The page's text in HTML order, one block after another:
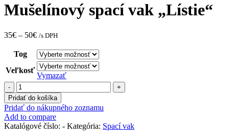
Mušelínový spací vak „Lístie“
35€ – 50€ /s DPH
Tog
Veľkosť
Vymazať
množstvo
Mušelínový
spací
vak
"Lístie"
Pridať do košíka
Pridať do nákupného zoznamu
Add to compare
Katalógové číslo: - Kategória: Spací vak